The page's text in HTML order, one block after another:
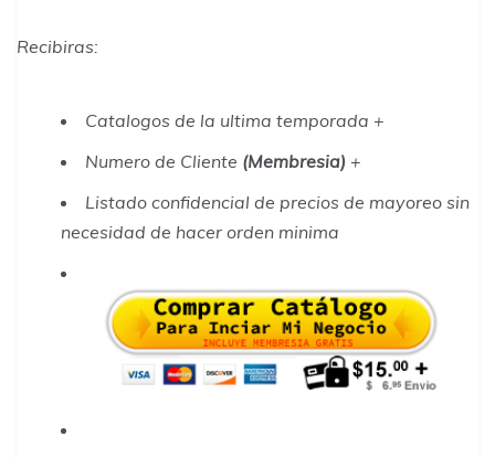
Recibiras:
Catalogos de la ultima temporada +
Numero de Cliente (Membresia) +
Listado confidencial de precios de mayoreo sin
necesidad de hacer orden minima